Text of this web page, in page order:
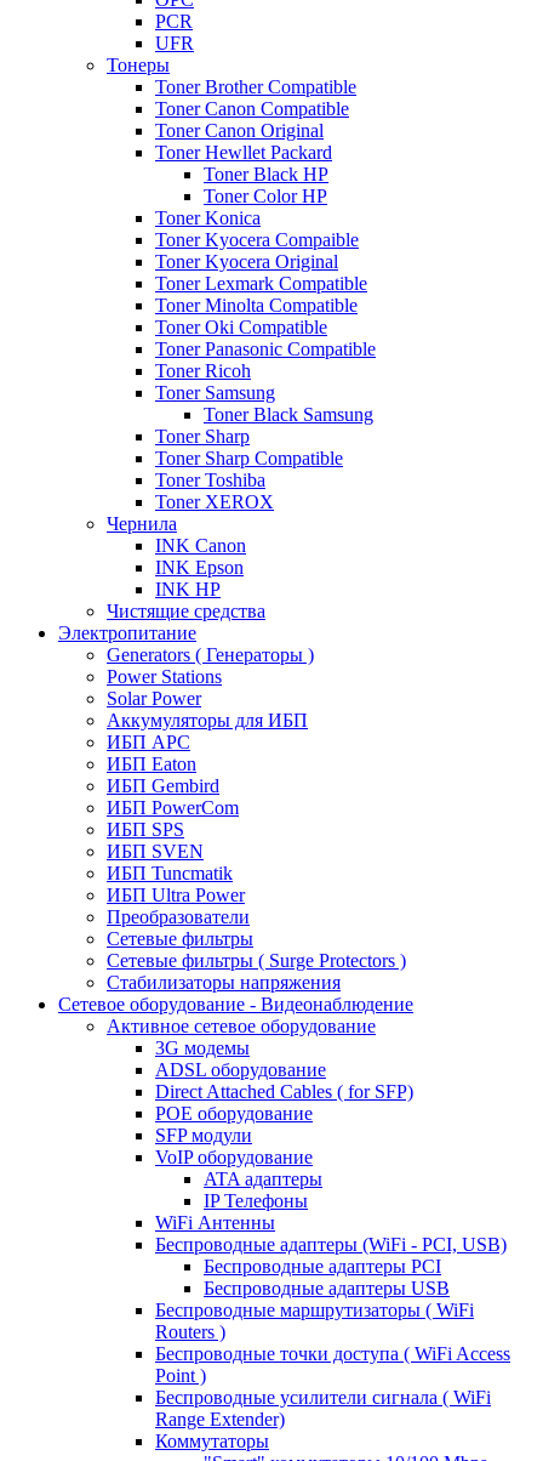
PCR
UFR
Тонеры
Toner Brother Compatible
Toner Canon Compatible
Toner Canon Original
Toner Hewllet Packard
Toner Black HP
Toner Color HP
Toner Konica
Toner Kyocera Compaible
Toner Kyocera Original
Toner Lexmark Compatible
Toner Minolta Compatible
Toner Oki Compatible
Toner Panasonic Compatible
Toner Ricoh
Toner Samsung
Toner Black Samsung
Toner Sharp
Toner Sharp Compatible
Toner Toshiba
Toner XEROX
Чернила
INK Canon
INK Epson
INK HP
Чистящие средства
Электропитание
Generators ( Генераторы )
Power Stations
Solar Power
Аккумуляторы для ИБП
ИБП APC
ИБП Eaton
ИБП Gembird
ИБП PowerCom
ИБП SPS
ИБП SVEN
ИБП Tuncmatik
ИБП Ultra Power
Преобразователи
Сетевые фильтры
Сетевые фильтры ( Surge Protectors )
Стабилизаторы напряжения
Сетевое оборудование - Видеонаблюдение
Активное сетевое оборудование
3G модемы
ADSL оборудование
Direct Attached Cables ( for SFP)
POE оборудование
SFP модули
VoIP оборудование
ATA адаптеры
IP Телефоны
WiFi Антенны
Беспроводные адаптеры (WiFi - PCI, USB)
Беспроводные адаптеры PCI
Беспроводные адаптеры USB
Беспроводные маршрутизаторы ( WiFi
Routers )
Беспроводные точки доступа ( WiFi Access
Point )
Беспроводные усилители сигнала ( WiFi
Range Extender)
Коммутаторы